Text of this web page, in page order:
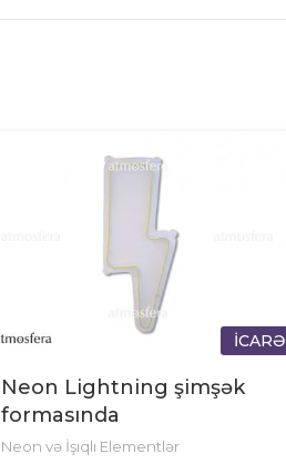
İCARƏ
Neon Lightning şimşək
formasında
Neon və İşıqlı Elementlər